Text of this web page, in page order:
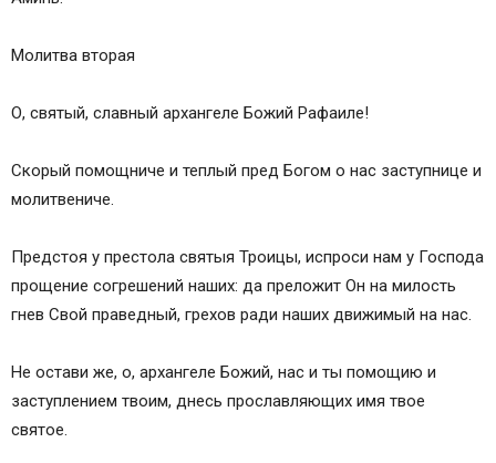
Молитва вторая
О, святый, славный архангеле Божий Рафаиле!
Скорый помощниче и теплый пред Богом о нас заступнице и
молитвениче.
Предстоя у престола святыя Троицы, испроси нам у Господа
прощение согрешений наших: да преложит Он на милость
гнев Свой праведный, грехов ради наших движимый на нас.
Не остави же, о, архангеле Божий, нас и ты помощию и
заступлением твоим, днесь прославляющих имя твое
святое.